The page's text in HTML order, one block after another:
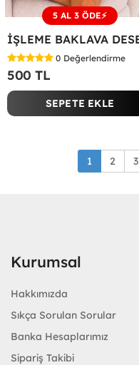
5 AL 3 ÖDE⚡
0 Değerlendirme
500 TL
SEPETE EKLE
1 2 3
Kurumsal
Hakkımızda
Sıkça Sorulan Sorular
Banka Hesaplarımız
Sipariş Takibi